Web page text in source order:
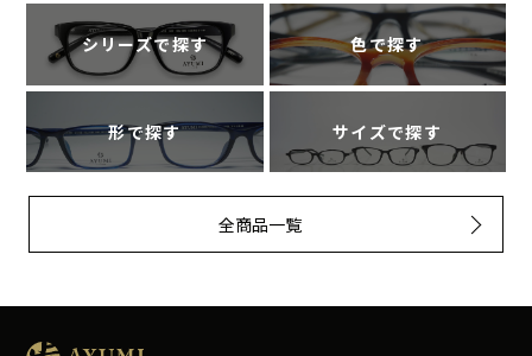
シリーズで探す 色で探す
形で探す サイズで探す
全商品一覧